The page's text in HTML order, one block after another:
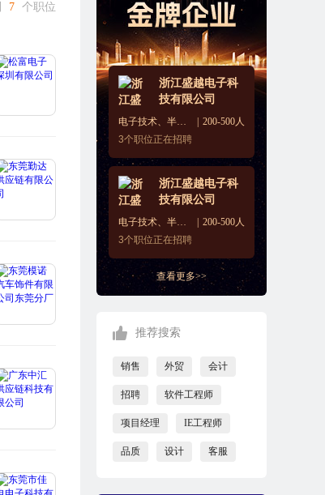
浙江盛越电子科
技有限公司
电子技术、半导体、集成电路
200-500人
3个职位正在招聘
浙江盛越电子科
技有限公司
电子技术、半导体、集成电路
200-500人
3个职位正在招聘
查看更多>>
推荐搜索
销售 外贸 会计
招聘 软件工程师
项目经理 IE工程师
品质 设计 客服
7 个职位